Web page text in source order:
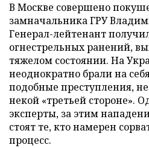
В Москве совершено
замначальника ГРУ
Генерал-лейтенант
огнестрельных ранений,
тяжелом состоянии. На
неоднократно брали на
подобные преступления,
некой «третьей стороне».
эксперты, за этим
стоят те, кто намерен
процесс.